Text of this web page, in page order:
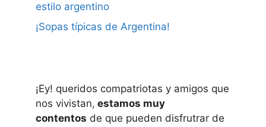
estilo argentino
¡Sopas típicas de Argentina!
¡Ey! queridos compatriotas y amigos que
nos vivistan, estamos muy
contentos de que pueden disfrutrar de